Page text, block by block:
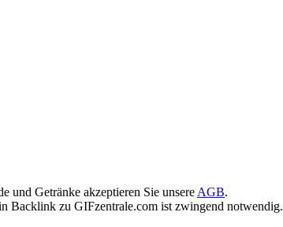
und Getränke akzeptieren Sie unsere AGB.
Backlink zu GIFzentrale.com ist zwingend notwendig.